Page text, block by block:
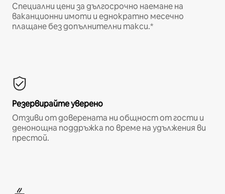
Специални цени за дългосрочно наемане на
ваканционни имоти и еднократно месечно
плащане без допълнителни такси.*
Резервирайте уверено
Отзиви от доверената ни общност от гости и
денонощна поддръжка по време на удължения ви
престой.